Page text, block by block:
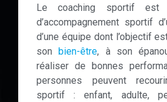
Le coaching sportif est
d’accompagnement sportif
d’une équipe dont l’objectif
sonbien-être, à son
réaliser de bonnes
personnes peuvent
sportif : enfant, adulte,